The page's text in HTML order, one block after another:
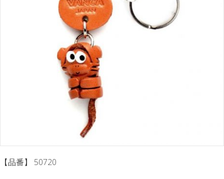
【品番】 50720